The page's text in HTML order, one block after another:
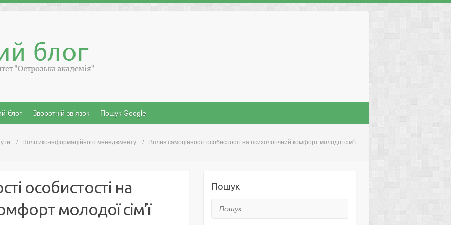
блог Зворотній зв’язок Пошук Google
Політико-інформаційного менеджменту Вплив самоцінності особистості на психологічний комфорт молодої сім’ї
особистості на
молодої сім’ї
Пошук
Пошук